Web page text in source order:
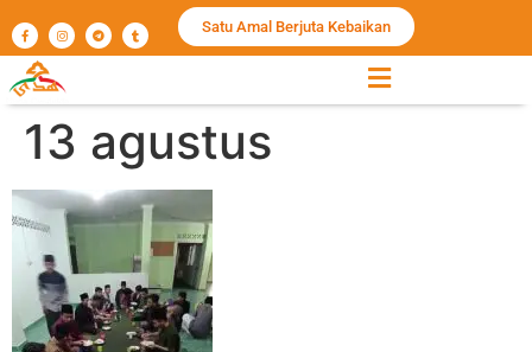
Satu Amal Berjuta Kebaikan
13 agustus